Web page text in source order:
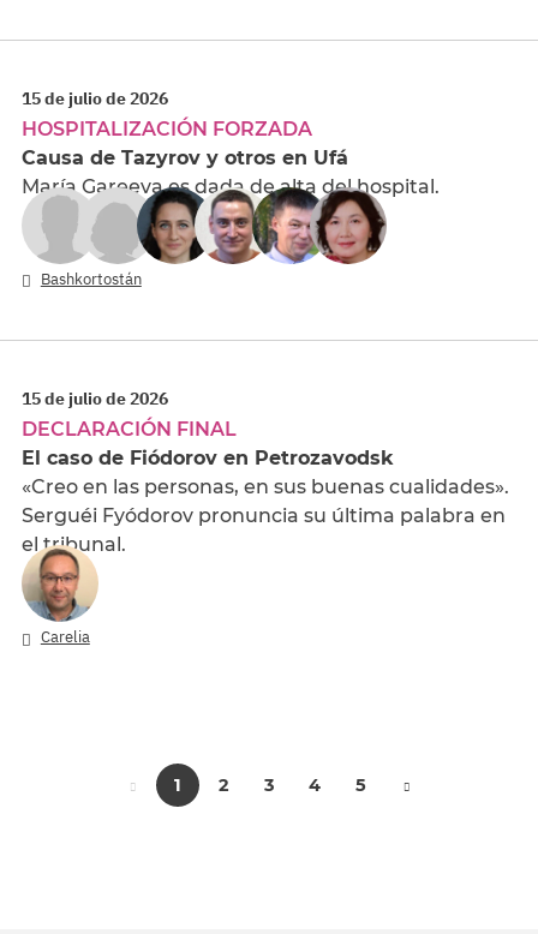
15 de julio de 2026
HOSPITALIZACIÓN FORZADA
Causa de Tazyrov y otros en Ufá
María Gareeva es dada de alta del hospital.
Bashkortostán
15 de julio de 2026
DECLARACIÓN FINAL
El caso de Fiódorov en Petrozavodsk
«Creo en las personas, en sus buenas cualidades».
Serguéi Fyódorov pronuncia su última palabra en
el tribunal.
Carelia
1 2 3 4 5